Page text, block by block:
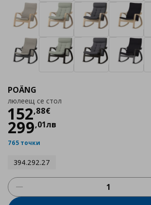
POÄNG
люлеещ се стол
152,88€
Цена
299,01лв
765 точки
394.292.27